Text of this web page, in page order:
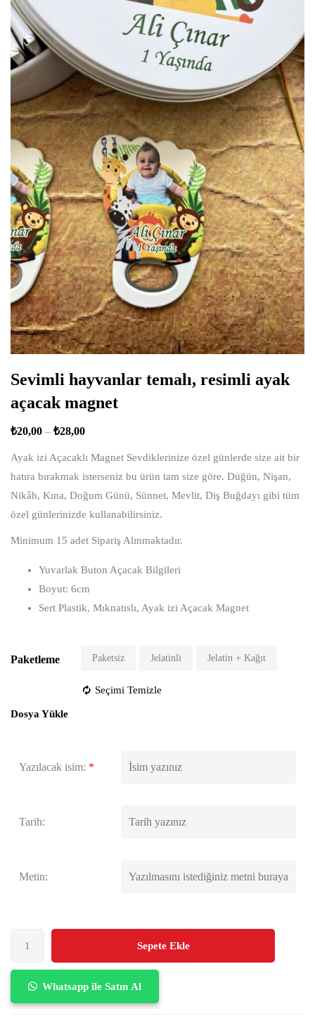
Sevimli hayvanlar temalı, resimli ayak
açacak magnet
₺20,00 – ₺28,00
Ayak izi Açacaklı Magnet Sevdiklerinize özel günlerde size ait bir
hatıra bırakmak isterseniz bu ürün tam size göre. Düğün, Nişan,
Nikâh, Kına, Doğum Günü, Sünnet, Mevlit, Diş Buğdayı gibi tüm
özel günlerinizde kullanabilirsiniz.
Minimum 15 adet Sipariş Alınmaktadır.
Yuvarlak Buton Açacak Bilgileri
Boyut: 6cm
Sert Plastik, Mıknatıslı, Ayak izi Açacak Magnet
Paketleme Paketsiz Jelatinli Jelatin + Kağıt
Seçimi Temizle
Dosya Yükle
Yazılacak isim: *
Tarih:
Metin:
Sepete Ekle
Whatsapp ile Satın Al